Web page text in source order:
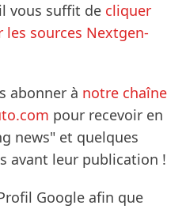
vous suffit de cliquer
les sources Nextgen-
abonner à notre chaîne
pour recevoir en
news" et quelques
avant leur publication !
Google afin que